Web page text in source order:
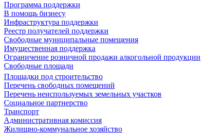
Программа поддержки
В помощь бизнесу
Инфраструктура поддержки
Реестр получателей поддержки
Свободные муниципальные помещения
Имущественная поддержка
Ограничение розничной продажи алкогольной продукции
Свободные площади
Площадки под строительство
Перечень свободных помещений
Перечень неиспользуемых земельных участков
Социальное партнерство
Транспорт
Административная комиссия
Жилищно-коммунальное хозяйство